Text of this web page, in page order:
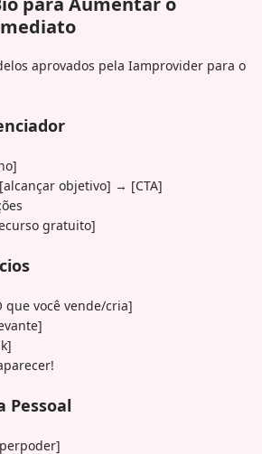
aprovados pela Iamprovider para o
objetivo] → [CTA]
gratuito]
você vende/cria]
Pessoal